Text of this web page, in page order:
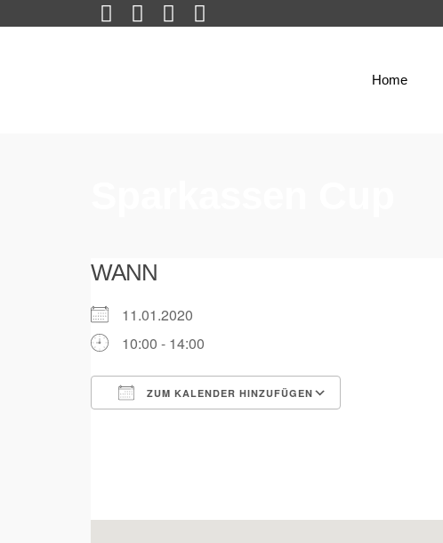
Home
WANN
11.01.2020
10:00 - 14:00
ZUM KALENDER HINZUFÜGEN